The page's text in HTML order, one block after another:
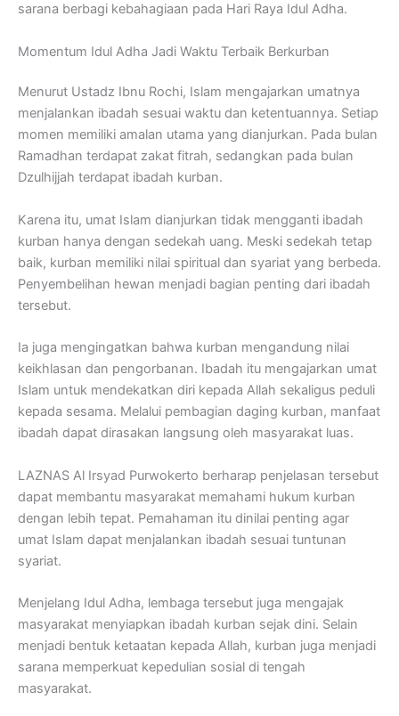
sarana berbagi kebahagiaan pada Hari Raya Idul Adha.
Momentum Idul Adha Jadi Waktu Terbaik Berkurban
Menurut Ustadz Ibnu Rochi, Islam mengajarkan umatnya
menjalankan ibadah sesuai waktu dan ketentuannya. Setiap
momen memiliki amalan utama yang dianjurkan. Pada bulan
Ramadhan terdapat zakat fitrah, sedangkan pada bulan
Dzulhijjah terdapat ibadah kurban.
Karena itu, umat Islam dianjurkan tidak mengganti ibadah
kurban hanya dengan sedekah uang. Meski sedekah tetap
baik, kurban memiliki nilai spiritual dan syariat yang berbeda.
Penyembelihan hewan menjadi bagian penting dari ibadah
tersebut.
Ia juga mengingatkan bahwa kurban mengandung nilai
keikhlasan dan pengorbanan. Ibadah itu mengajarkan umat
Islam untuk mendekatkan diri kepada Allah sekaligus peduli
kepada sesama. Melalui pembagian daging kurban, manfaat
ibadah dapat dirasakan langsung oleh masyarakat luas.
LAZNAS Al Irsyad Purwokerto berharap penjelasan tersebut
dapat membantu masyarakat memahami hukum kurban
dengan lebih tepat. Pemahaman itu dinilai penting agar
umat Islam dapat menjalankan ibadah sesuai tuntunan
syariat.
Menjelang Idul Adha, lembaga tersebut juga mengajak
masyarakat menyiapkan ibadah kurban sejak dini. Selain
menjadi bentuk ketaatan kepada Allah, kurban juga menjadi
sarana memperkuat kepedulian sosial di tengah
masyarakat.